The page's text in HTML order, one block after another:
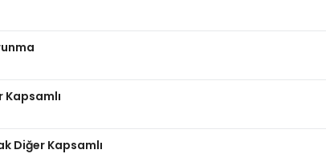
Kapsamlı
Diğer Kapsamlı